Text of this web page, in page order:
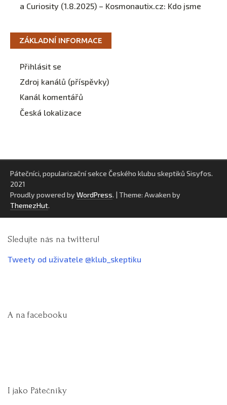
a Curiosity (1.8.2025) – Kosmonautix.cz: Kdo jsme
ZÁKLADNÍ INFORMACE
Přihlásit se
Zdroj kanálů (příspěvky)
Kanál komentářů
Česká lokalizace
Pátečníci, popularizační sekce Českého klubu skeptiků Sisyfos.
2021
Proudly powered by WordPress. | Theme: Awaken by
ThemezHut.
Sledujte nás na twitteru!
Tweety od uživatele @klub_skeptiku
A na facebooku
I jako Pátečníky